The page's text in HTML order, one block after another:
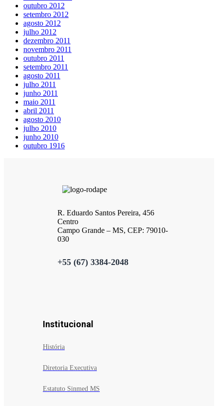
outubro 2012
setembro 2012
agosto 2012
julho 2012
dezembro 2011
novembro 2011
outubro 2011
setembro 2011
agosto 2011
julho 2011
junho 2011
maio 2011
abril 2011
agosto 2010
julho 2010
junho 2010
outubro 1916
R. Eduardo Santos Pereira, 456
Centro
Campo Grande – MS, CEP: 79010-
030
+55 (67) 3384-2048
Institucional
História
Diretoria Executiva
Estatuto Sinmed MS